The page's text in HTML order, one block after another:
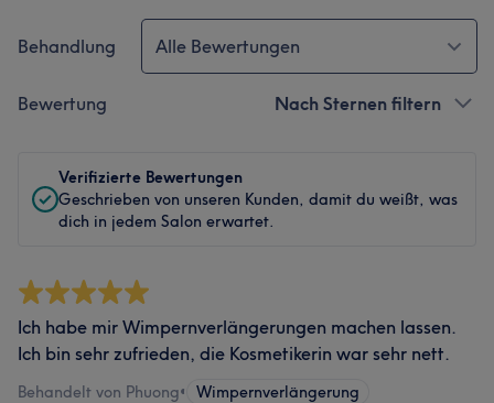
Behandlung Alle Bewertungen
Bewertung Nach Sternen filtern
Verifizierte Bewertungen
Geschrieben von unseren Kunden, damit du weißt, was
dich in jedem Salon erwartet.
Ich habe mir Wimpernverlängerungen machen lassen.
Ich bin sehr zufrieden, die Kosmetikerin war sehr nett.
Behandelt von Phuong• Wimpernverlängerung